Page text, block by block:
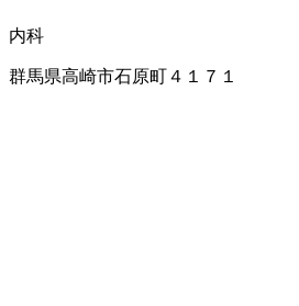
内科
群馬県高崎市石原町４１７１